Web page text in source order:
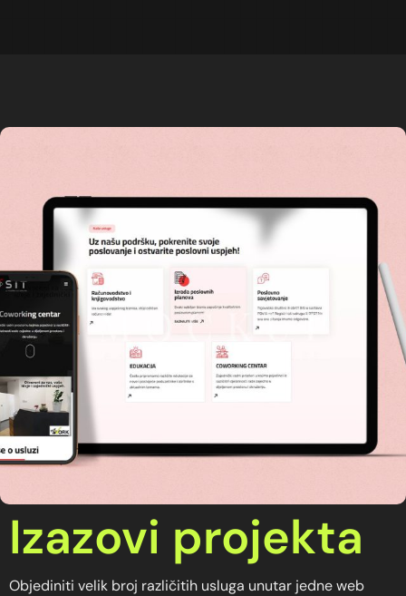
Izazovi projekta
Objediniti velik broj različitih usluga unutar jedne web